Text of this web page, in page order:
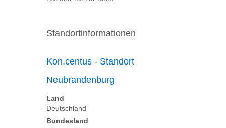
Standortinformationen
Kon.centus - Standort
Neubrandenburg
Land
Deutschland
Bundesland